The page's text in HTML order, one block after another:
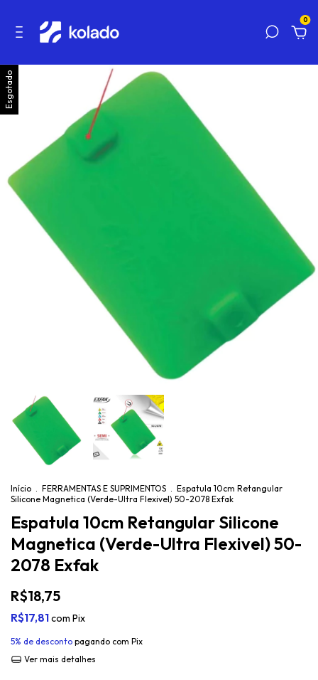
0
Esgotado
Início . FERRAMENTAS E SUPRIMENTOS . Espatula 10cm Retangular
Silicone Magnetica (Verde-Ultra Flexivel) 50-2078 Exfak
Espatula 10cm Retangular Silicone
Magnetica (Verde-Ultra Flexivel) 50-
2078 Exfak
R$18,75
R$17,81com Pix
5% de desconto pagando com Pix
Ver mais detalhes